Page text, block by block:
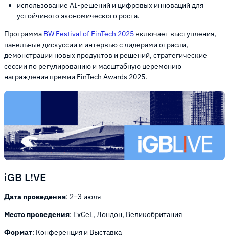
использование AI-решений и цифровых инноваций для
устойчивого экономического роста.
Программа BW Festival of FinTech 2025 включает выступления,
панельные дискуссии и интервью с лидерами отрасли,
демонстрации новых продуктов и решений, стратегические
сессии по регулированию и масштабную церемонию
награждения премии FinTech Awards 2025.
iGB L!VE
Дата проведения: 2–3 июля
Место проведения: ExCeL, Лондон, Великобритания
Формат: Конференция и Выставка